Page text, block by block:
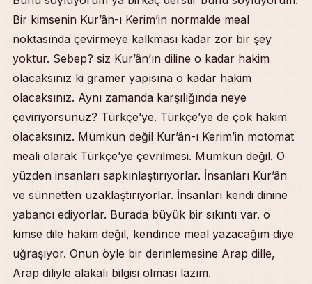
Bir kimsenin Kur’ân-ı Kerim’in normalde meal
noktasında çevirmeye kalkması kadar zor bir şey
yoktur. Sebep? siz Kur’ân’ın diline o kadar hakim
olacaksınız ki gramer yapısına o kadar hakim
olacaksınız. Aynı zamanda karşılığında neye
çeviriyorsunuz? Türkçe’ye. Türkçe’ye de çok hakim
olacaksınız. Mümkün değil Kur’ân-ı Kerim’in motomat
meali olarak Türkçe’ye çevrilmesi. Mümkün değil. O
yüzden insanları sapkınlaştırıyorlar. İnsanları Kur’ân
ve sünnetten uzaklaştırıyorlar. İnsanları kendi dinine
yabancı ediyorlar. Burada büyük bir sıkıntı var. o
kimse dile hakim değil, kendince meal yazacağım diye
uğraşıyor. Onun öyle bir derinlemesine Arap dille,
Arap diliyle alakalı bilgisi olması lazım.